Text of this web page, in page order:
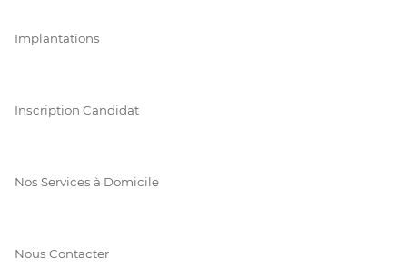
Implantations
Inscription Candidat
Nos Services à Domicile
Nous Contacter